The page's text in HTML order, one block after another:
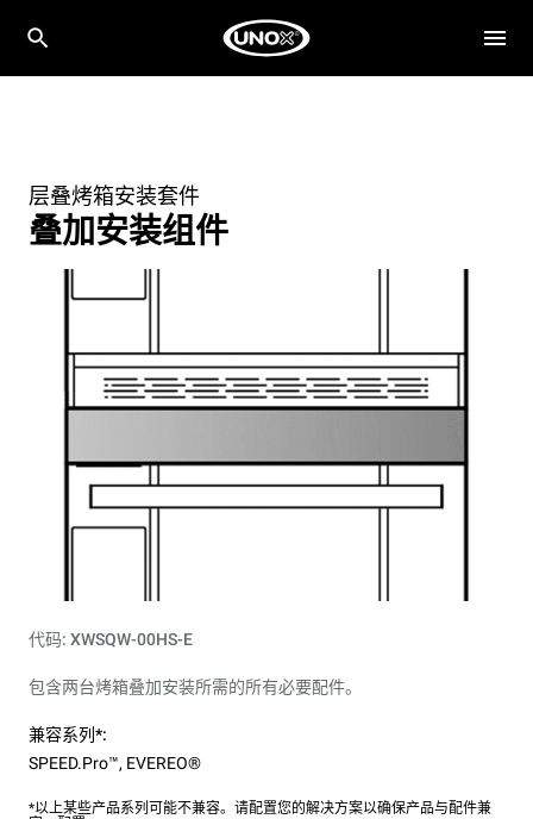
层叠烤箱安装套件
叠加安装组件
代码: XWSQW-00HS-E
包含两台烤箱叠加安装所需的所有必要配件。
兼容系列*:
SPEED.Pro™, EVEREO®
*以上某些产品系列可能不兼容。请配置您的解决方案以确保产品与配件兼